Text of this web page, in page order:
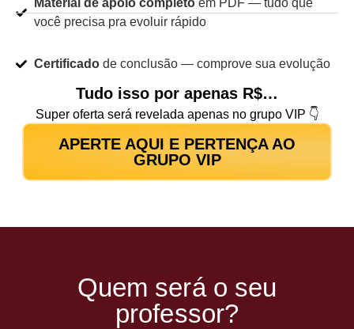
Material de apoio completoem PDF — tudo que
você precisa pra evoluir rápido
Certificadode conclusão — comprove sua evolução
Tudo isso por apenas R$…
Super oferta será revelada apenas no grupo VIP 👇
APERTE AQUI E PERTENÇA AO
GRUPO VIP
Quem será o seu
professor?